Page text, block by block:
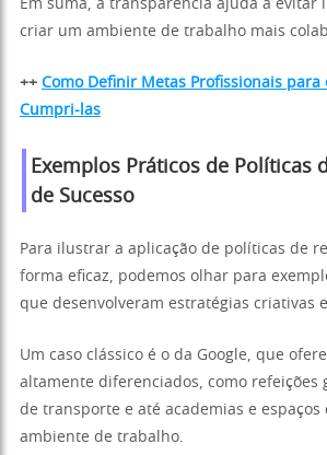
Em suma, a transparência ajuda a evitar
criar um ambiente de trabalho mais
++ Como Definir Metas Profissionais para
Cumpri-las
Exemplos Práticos de Políticas
de Sucesso
Para ilustrar a aplicação de políticas de
forma eficaz, podemos olhar para
que desenvolveram estratégias criativas
Um caso clássico é o da Google, que
altamente diferenciados, como refeições
de transporte e até academias e
ambiente de trabalho.